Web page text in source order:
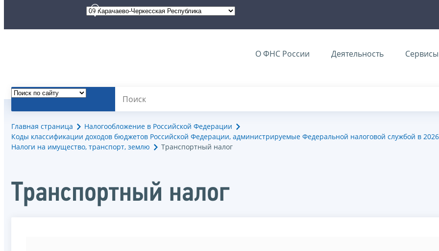
О ФНС России Деятельность Сервисы
Главная страница
Налогообложение в Российской Федерации
Коды классификации доходов бюджетов Российской Федерации, администрируемые Федеральной налоговой службой в 2026
Налоги на имущество, транспорт, землю
Транспортный налог
Транспортный налог